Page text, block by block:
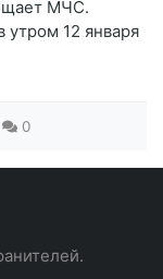
МЧС.
утром 12 января
0